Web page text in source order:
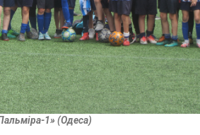
1» (Одеса)